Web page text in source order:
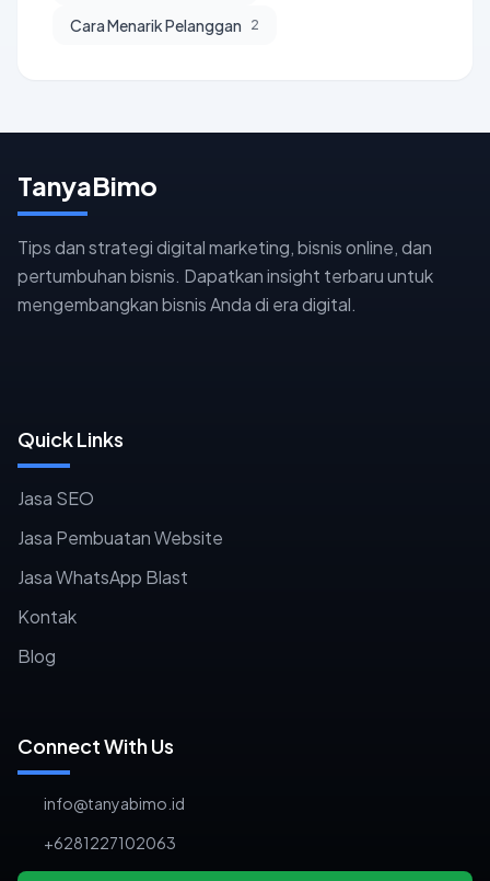
Cara Menarik Pelanggan 2
TanyaBimo
Tips dan strategi digital marketing, bisnis online, dan
pertumbuhan bisnis. Dapatkan insight terbaru untuk
mengembangkan bisnis Anda di era digital.
Quick Links
Jasa SEO
Jasa Pembuatan Website
Jasa WhatsApp Blast
Kontak
Blog
Connect With Us
info@tanyabimo.id
+6281227102063